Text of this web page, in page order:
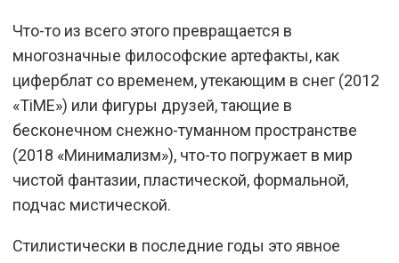
Что-то из всего этого превращается в
многозначные философские артефакты, как
циферблат со временем, утекающим в снег (2012
«TiME») или фигуры друзей, тающие в
бесконечном снежно-туманном пространстве
(2018 «Минимализм»), что-то погружает в мир
чистой фантазии, пластической, формальной,
подчас мистической.
Стилистически в последние годы это явное